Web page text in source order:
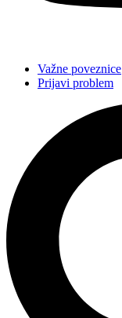
Važne poveznice
Prijavi problem